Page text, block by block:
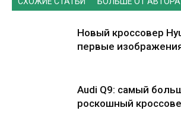
Новый кроссовер
первые
Audi Q9: самый
роскошный